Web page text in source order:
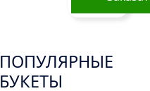
ПОПУЛЯРНЫЕ
БУКЕТЫ